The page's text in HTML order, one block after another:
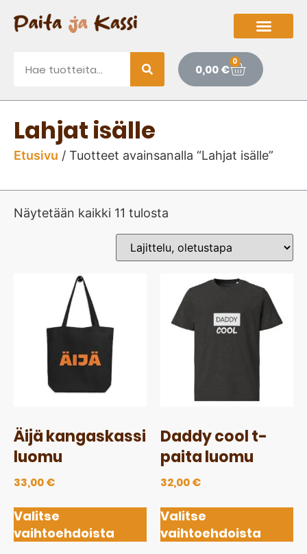
0,00€
0
Lahjat isälle
Etusivu / Tuotteet avainsanalla “Lahjat isälle”
Näytetään kaikki 11 tulosta
Äijä kangaskassi
luomu
33,00€
Valitse
vaihtoehdoista
Daddy cool t-
paita luomu
32,00€
Valitse
vaihtoehdoista